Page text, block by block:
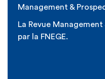
Management &
La Revue
par la FNEGE.